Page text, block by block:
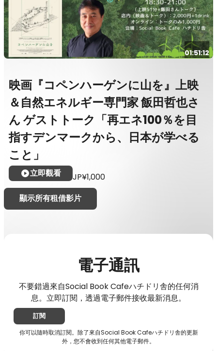
01:51:12
映画『コペンハーゲンに山を』上映
＆自然エネルギー専門家 飯田哲也さ
ん ゲストトーク「再エネ100％を目
指すデンマークから、日本が学べる
こと」
立即觀看 JP¥1,000
顯示所有租借影片
電子通訊
不要錯過來自Social Book Cafeハチドリ舎的任何消
息。立即訂閱，透過電子郵件接收最新消息。
訂閱
你可以隨時取消訂閱。除了來自Social Book Cafeハチドリ舎的更新
外，您不會收到任何其他電子郵件。